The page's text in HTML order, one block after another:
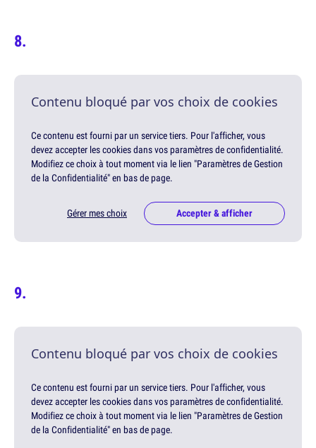
Contenu bloqué par vos choix de cookies
Ce contenu est fourni par un service tiers. Pour l'afficher, vous
devez accepter les cookies dans vos paramètres de confidentialité.
Modifiez ce choix à tout moment via le lien "Paramètres de Gestion
de la Confidentialité" en bas de page.
Gérer mes choix Accepter & afficher
Contenu bloqué par vos choix de cookies
Ce contenu est fourni par un service tiers. Pour l'afficher, vous
devez accepter les cookies dans vos paramètres de confidentialité.
Modifiez ce choix à tout moment via le lien "Paramètres de Gestion
de la Confidentialité" en bas de page.